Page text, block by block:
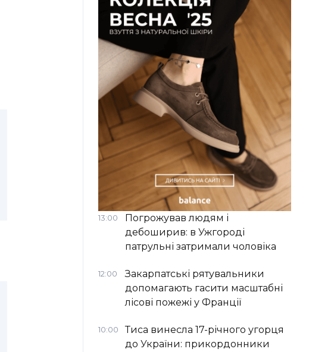
13:00
Погрожував людям і
дебоширив: в Ужгороді
патрульні затримали чоловіка
12:00
Закарпатські рятувальники
допомагають гасити масштабні
лісові пожежі у Франції
10:00
Тиса винесла 17-річного угорця
до України: прикордонники